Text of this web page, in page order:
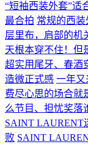
“短袖西装外套”适
最合拍 常规的西
层里布，肩部的机
天根本穿不住！但
超实用尾牙、春酒
造微正式感 一年又
费尽心思的场合就
么节目、担忧奖落
SAINT LAURENT
败 SAINT